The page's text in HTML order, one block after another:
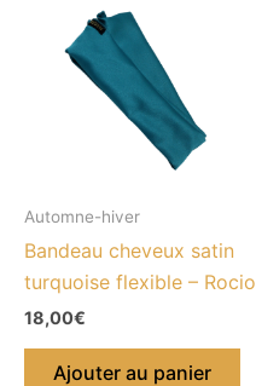
Automne-hiver
Bandeau cheveux satin
turquoise flexible – Rocio
18,00€
Ajouter au panier